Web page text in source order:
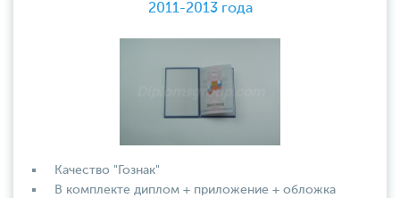
2011-2013 года
Качество "Гознак"
В комплекте диплом + приложение + обложка